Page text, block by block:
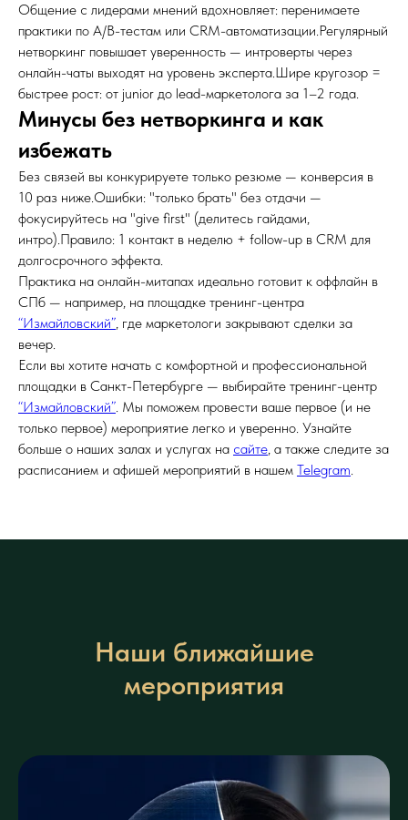
Общение с лидерами мнений вдохновляет: перенимаете
практики по A/B-тестам или CRM-автоматизации.Регулярный
нетворкинг повышает уверенность — интроверты через
онлайн-чаты выходят на уровень эксперта.Шире кругозор =
быстрее рост: от junior до lead-маркетолога за 1–2 года.
Минусы без нетворкинга и как
избежать
Без связей вы конкурируете только резюме — конверсия в
10 раз ниже.Ошибки: "только брать" без отдачи —
фокусируйтесь на "give first" (делитесь гайдами,
интро).Правило: 1 контакт в неделю + follow-up в CRM для
долгосрочного эффекта.
Практика на онлайн-митапах идеально готовит к оффлайн в
СПб — например, на площадке тренинг-центра
“Измайловский”, где маркетологи закрывают сделки за
вечер.
Если вы хотите начать с комфортной и профессиональной
площадки в Санкт-Петербурге — выбирайте тренинг-центр
“Измайловский”. Мы поможем провести ваше первое (и не
только первое) мероприятие легко и уверенно. Узнайте
больше о наших залах и услугах на сайте, а также следите за
расписанием и афишей мероприятий в нашем Telegram.
Наши ближайшие
мероприятия